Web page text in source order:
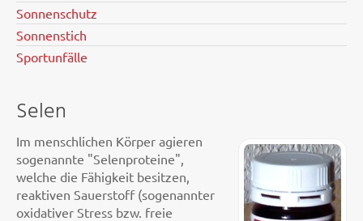
Sonnenschutz
Sonnenstich
Sportunfälle
Selen
Im menschlichen Körper agieren
sogenannte "Selenproteine",
welche die Fähigkeit besitzen,
reaktiven Sauerstoff (sogenannter
oxidativer Stress bzw. freie